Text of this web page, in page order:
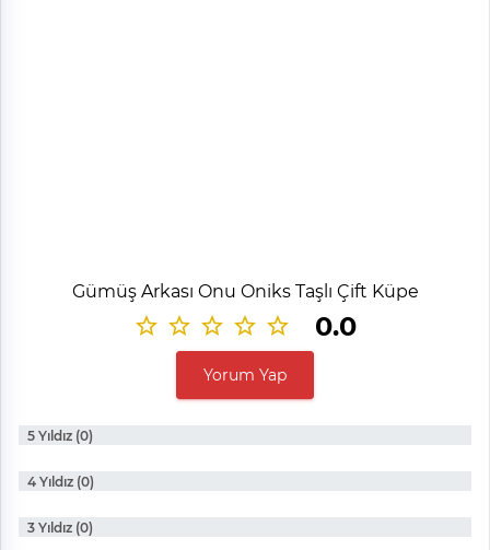
Gümüş Arkası Onu Oniks Taşlı Çift Küpe
0.0
Yorum Yap
5 Yıldız (0)
4 Yıldız (0)
3 Yıldız (0)